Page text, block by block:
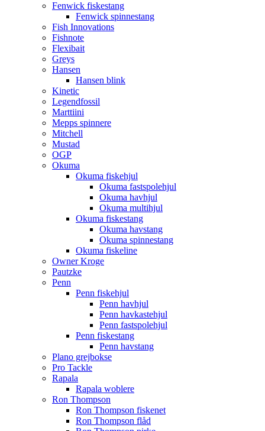
Fenwick fiskestang
Fenwick spinnestang
Fish Innovations
Fishnote
Flexibait
Greys
Hansen
Hansen blink
Kinetic
Legendfossil
Marttiini
Mepps spinnere
Mitchell
Mustad
OGP
Okuma
Okuma fiskehjul
Okuma fastspolehjul
Okuma havhjul
Okuma multihjul
Okuma fiskestang
Okuma havstang
Okuma spinnestang
Okuma fiskeline
Owner Kroge
Pautzke
Penn
Penn fiskehjul
Penn havhjul
Penn havkastehjul
Penn fastspolehjul
Penn fiskestang
Penn havstang
Plano grejbokse
Pro Tackle
Rapala
Rapala woblere
Ron Thompson
Ron Thompson fiskenet
Ron Thompson flåd